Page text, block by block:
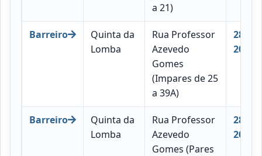
a 21)
Barreiro
Quinta da
Lomba
Rua Professor
Azevedo
Gomes
(Impares de 25
a 39A)
2830-
207
Barreiro
Quinta da
Lomba
Rua Professor
Azevedo
Gomes (Pares
2830-
205